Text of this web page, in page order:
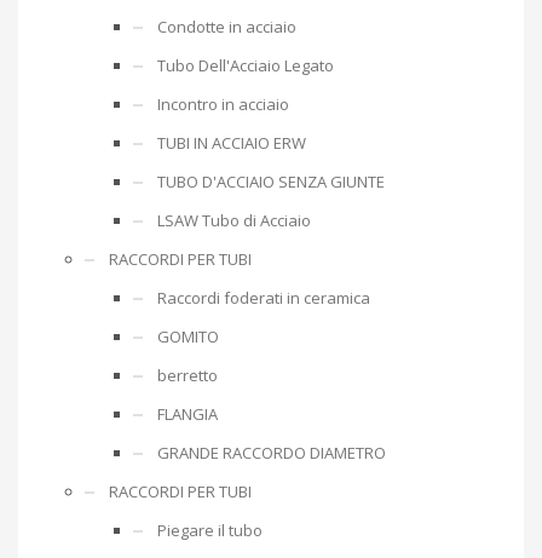
Condotte in acciaio
Tubo Dell'Acciaio Legato
Incontro in acciaio
TUBI IN ACCIAIO ERW
TUBO D'ACCIAIO SENZA GIUNTE
LSAW Tubo di Acciaio
RACCORDI PER TUBI
Raccordi foderati in ceramica
GOMITO
berretto
FLANGIA
GRANDE RACCORDO DIAMETRO
RACCORDI PER TUBI
Piegare il tubo